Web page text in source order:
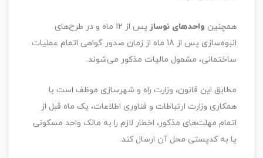
همچنین واحدهای نوساز
پس از 12 ماه و در طرح‌های
انبوه‌سازی پس از 18 ماه از زمان صدور گواهی اتمام عملیات
ساختمانی، مشمول مالیات مذکور می‌شوند.
مطابق این قانون، وزارت راه و شهرسازی موظف است با
همکاری وزارت ارتباطات و فناوری اطلاعات، یک ماه قبل از
اتمام مهلت‌های مذکور، اخطار لازم را به مالک واحد مسکونی
یا به کدپستی محل آن ارسال کند.